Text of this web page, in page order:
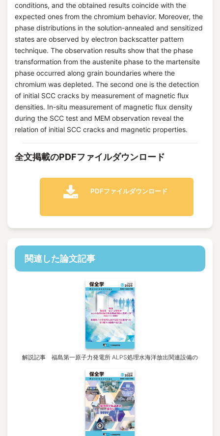
conditions, and the obtained results coincide with the
expected ones from the chromium behavior. Moreover, the
phase distributions in the solution-annealed and sensitized
states are observed by electron backscatter pattern
technique. The observation results show that the phase
transformation from the austenite phase to the martensite
phase occurred along grain boundaries where the
chromium was depleted. The second one is the detection
of initial SCC cracks by measurement of magnetic flux
densities. In-situ measurement of magnetic flux density
during the SCC test and MEM observation reveal the
relation of initial SCC cracks and magnetic properties.
全文掲載のPDFファイルダウンロード
PDFファイルダウンロード
関連した論文記事
解説記事 福島第一原子力発電所 ALPS処理水海洋放出関連設備の